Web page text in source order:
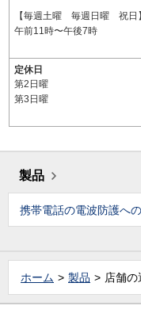
【毎週土曜 毎週日曜 祝日】
午前11時〜午後7時
定休日
第2日曜
第3日曜
製品
携帯電話の電波防護へ
ホーム 製品 店舗の